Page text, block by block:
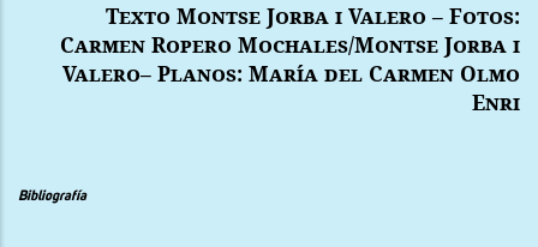
Texto Montse Jorba i Valero – Fotos:
Carmen Ropero Mochales/Montse Jorba i
Valero– Planos: María del Carmen Olmo
Enri
Bibliografía